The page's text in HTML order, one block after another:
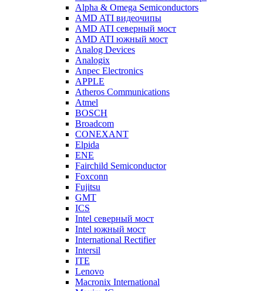
Alpha & Omega Semiconductors
AMD ATI видеочипы
AMD ATI северный мост
AMD ATI южный мост
Analog Devices
Analogix
Anpec Electronics
APPLE
Atheros Communications
Atmel
BOSCH
Broadcom
CONEXANT
Elpida
ENE
Fairchild Semiconductor
Foxconn
Fujitsu
GMT
ICS
Intel северный мост
Intel южный мост
International Rectifier
Intersil
ITE
Lenovo
Macronix International